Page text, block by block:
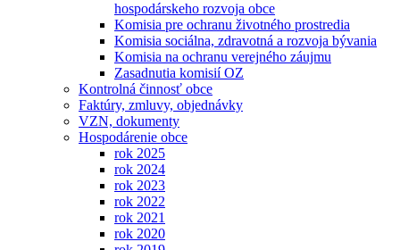
hospodárskeho rozvoja obce
Komisia pre ochranu životného prostredia
Komisia sociálna, zdravotná a rozvoja bývania
Komisia na ochranu verejného záujmu
Zasadnutia komisií OZ
Kontrolná činnosť obce
Faktúry, zmluvy, objednávky
VZN, dokumenty
Hospodárenie obce
rok 2025
rok 2024
rok 2023
rok 2022
rok 2021
rok 2020